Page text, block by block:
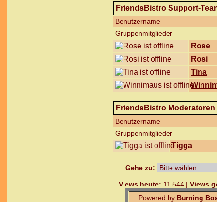
FriendsBistro Support-
Benutzername
Gruppenmitglieder
Rose
Rosi
Tina
FriendsBistro Moderatoren
Benutzername
Gruppenmitglieder
Tigga
Gehe zu:
Views heute: 11.544 | Views
Powered by Burning